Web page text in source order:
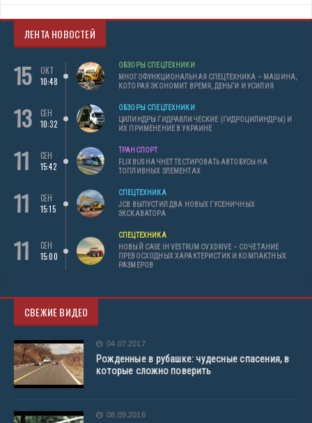
ЛЕНТА НОВОСТЕЙ
15
ОКТ
10:48
ОБЗОРЫ СПЕЦТЕХНИКИ
МНОГОФУНКЦИОНАЛЬНАЯ СПЕЦТЕХНИКА – МАШИНА,
КОТОРАЯ ЭКОНОМИТ ВРЕМЯ, ДЕНЬГИ И УСИЛИЯ
13
СЕН
10:32
ОБЗОРЫ СПЕЦТЕХНИКИ
ЦИЛИНДРЫ ГИДРАВЛИЧЕСКИЕ (ГИДРОЦИЛИНДРЫ) И
ИХ ПРИМЕНЕНИЕ В УКРАИНЕ
11
СЕН
15:42
ТРАНСПОРТ
FLIXBUS НАЧНЕТ ТЕСТИРОВАТЬ АВТОБУСЫ НА
ТОПЛИВНЫХ ЭЛЕМЕНТАХ
11
СЕН
15:15
СПЕЦТЕХНИКА
JCB ВЫПУСТИЛ ДВА НОВЫХ ГУСЕНИЧНЫХ
ЭКСКАВАТОРА
11
СЕН
15:00
СПЕЦТЕХНИКА
НОВЫЙ CASE IH VESTRUM CVXDRIVE – СОЧЕТАНИЕ
ПРЕВОСХОДНЫХ ХАРАКТЕРИСТИК И КОМПАКТНЫХ
РАЗМЕРОВ
СВЕЖИЕ ВИДЕО
04.07.2017
Рожденные в рубашке: чудесные спасения, в
которые сложно поверить
08.09.2016